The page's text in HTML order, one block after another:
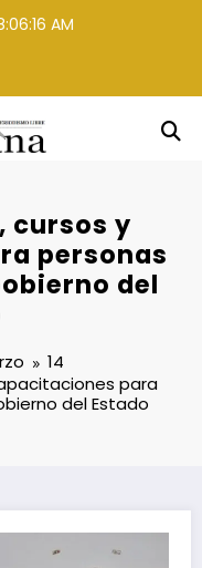
AM
cursos y
personas
del
14
para
del Estado